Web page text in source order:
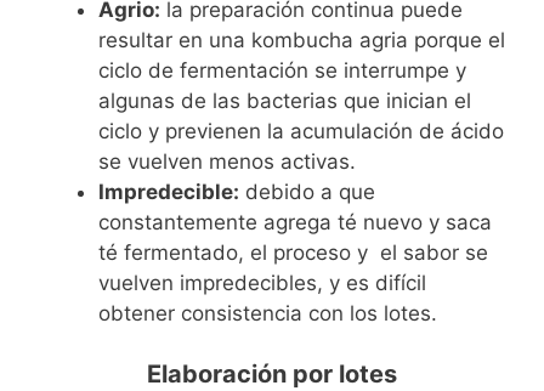
Agrio: la preparación continua puede
resultar en una kombucha agria porque el
ciclo de fermentación se interrumpe y
algunas de las bacterias que inician el
ciclo y previenen la acumulación de ácido
se vuelven menos activas.
Impredecible: debido a que
constantemente agrega té nuevo y saca
té fermentado, el proceso y el sabor se
vuelven impredecibles, y es difícil
obtener consistencia con los lotes.
Elaboración por lotes